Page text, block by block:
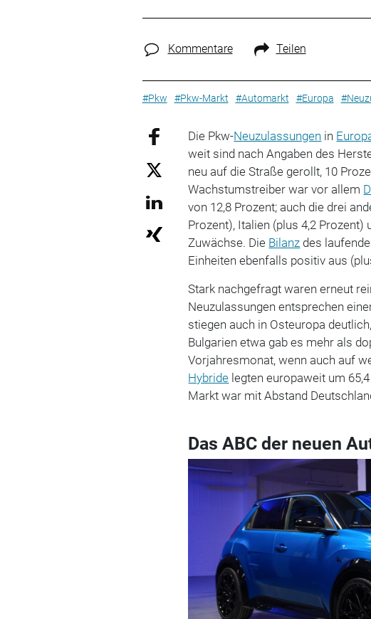
Kommentare Teilen
#Pkw #Pkw-Markt #Automarkt #Europa
Die Pkw-Neuzulassungen in
weit sind nach Angaben des
neu auf die Straße gerollt, 10
Wachstumstreiber war vor allem
von 12,8 Prozent; auch die drei
Prozent), Italien (plus 4,2 Prozent)
Zuwächse. Die Bilanz des
Einheiten ebenfalls positiv aus
Stark nachgefragt waren erneut
Neuzulassungen entsprechen
stiegen auch in Osteuropa
Bulgarien etwa gab es mehr als
Vorjahresmonat, wenn auch auf
Hybride legten europaweit um
Markt war mit Abstand
Das ABC der neuen